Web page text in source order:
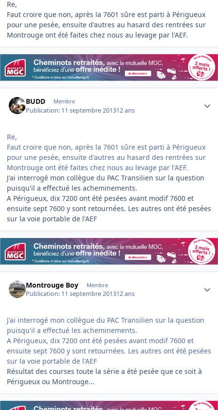
Re,
Faut croire que non, après la 7601 sûre est parti à Périgueux
pour une pesée, ensuite d'autres au hasard des rentrées sur
Montrouge ont été faites chez nous au levage par l'AEF.
BUDD Membre
Publication: 11 septembre 201312 ans
Re,
Faut croire que non, après la 7601 sûre est parti à Périgueux
pour une pesée, ensuite d'autres au hasard des rentrées sur
Montrouge ont été faites chez nous au levage par l'AEF.
J'ai interrogé mon collègue du PAC Transilien sur la question
puisqu'il a effectué les acheminements.
A Périgueux, dix 7200 ont été pesées avant modif 7600 et
ensuite sept 7600 y sont retournées. Les autres ont été pesées
sur la voie portable de l'AEF
Montrouge Boy Membre
Publication: 11 septembre 201312 ans
J'ai interrogé mon collègue du PAC Transilien sur la question
puisqu'il a effectué les acheminements.
A Périgueux, dix 7200 ont été pesées avant modif 7600 et
ensuite sept 7600 y sont retournées. Les autres ont été pesées
sur la voie portable de l'AEF
Résultat des courses toute la série a été pesée que ce soit à
Périgueux ou Montrouge...